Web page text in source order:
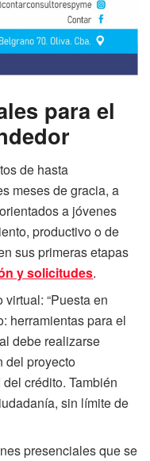
para el
de hasta
meses de gracia, a
a jóvenes
productivo o de
sus primeras etapas
y solicitudes.
“Puesta en
herramientas para el
debe realizarse
del proyecto
crédito. También
sin límite de
presenciales que se